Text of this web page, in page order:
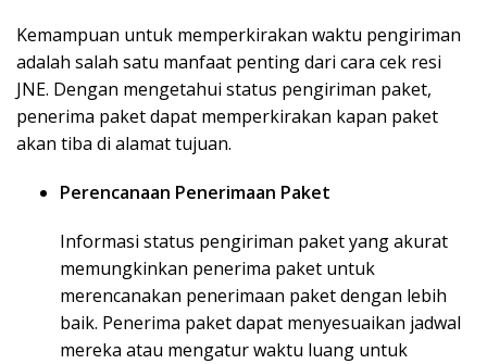
Kemampuan untuk memperkirakan waktu pengiriman
adalah salah satu manfaat penting dari cara cek resi
JNE. Dengan mengetahui status pengiriman paket,
penerima paket dapat memperkirakan kapan paket
akan tiba di alamat tujuan.
Perencanaan Penerimaan Paket
Informasi status pengiriman paket yang akurat
memungkinkan penerima paket untuk
merencanakan penerimaan paket dengan lebih
baik. Penerima paket dapat menyesuaikan jadwal
mereka atau mengatur waktu luang untuk